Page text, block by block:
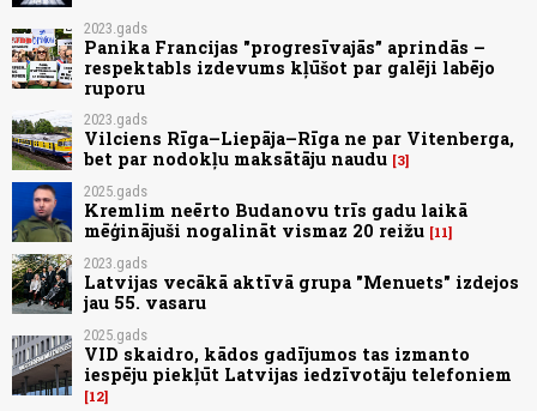
2023.gads
Panika Francijas "progresīvajās” aprindās –
respektabls izdevums kļūšot par galēji labējo
ruporu
2023.gads
Vilciens Rīga–Liepāja–Rīga ne par Vitenberga,
bet par nodokļu maksātāju naudu 3
2025.gads
Kremlim neērto Budanovu trīs gadu laikā
mēģinājuši nogalināt vismaz 20 reižu 11
2023.gads
Latvijas vecākā aktīvā grupa "Menuets" izdejos
jau 55. vasaru
2025.gads
VID skaidro, kādos gadījumos tas izmanto
iespēju piekļūt Latvijas iedzīvotāju telefoniem
12